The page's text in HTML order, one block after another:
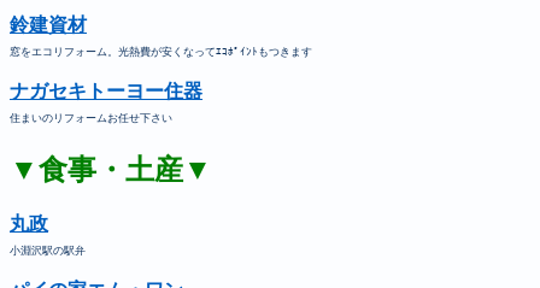
鈴建資材
窓をエコリフォーム。光熱費が安くなってｴｺﾎﾟｲﾝﾄもつきます
ナガセキトーヨー住器
住まいのリフォームお任せ下さい
▼食事・土産▼
丸政
小淵沢駅の駅弁